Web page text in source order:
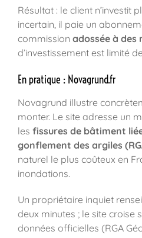
Résultat : le client n’investit
incertain, il paie un
commission adossée à des
d’investissement est limité
En pratique : Novagrund.fr
Novagrund illustre
monter. Le site adresse un
les fissures de bâtiment
gonflement des argiles
naturel le plus coûteux en
inondations.
Un propriétaire inquiet
deux minutes ; le site croise
données officielles (RGA